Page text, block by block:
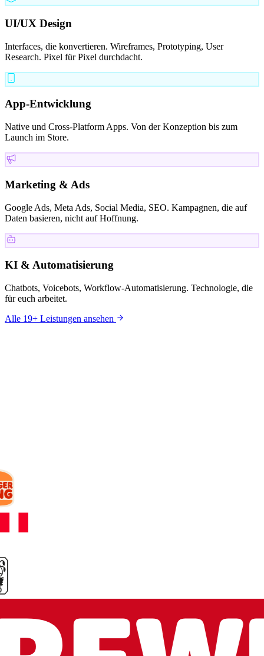
UI/UX Design
Interfaces, die konvertieren. Wireframes, Prototyping, User
Research. Pixel für Pixel durchdacht.
App-Entwicklung
Native und Cross-Platform Apps. Von der Konzeption bis zum
Launch im Store.
Marketing & Ads
Google Ads, Meta Ads, Social Media, SEO. Kampagnen, die auf
Daten basieren, nicht auf Hoffnung.
KI & Automatisierung
Chatbots, Voicebots, Workflow-Automatisierung. Technologie, die
für euch arbeitet.
Alle 19+ Leistungen ansehen